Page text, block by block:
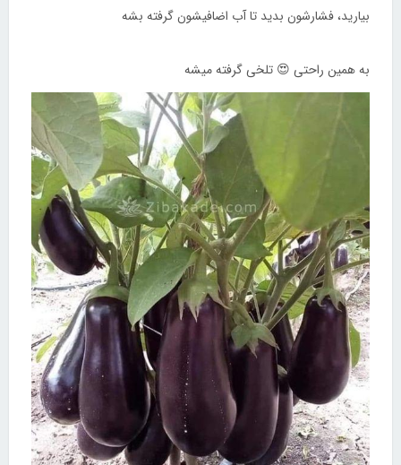
بیارید، فشارشون بدید تا آب اضافیشون گرفته بشه
به همین راحتی 😍 تلخی گرفته میشه